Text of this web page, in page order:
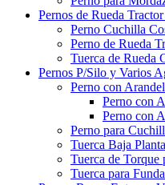
Pernos de Rueda
Perno Cuchilla
Perno de Rueda
Tuerca de Rueda
Pernos P/Silo y Varios
Perno con
Perno con
Perno con
Perno para
Tuerca Baja
Tuerca de Torque
Tuerca para